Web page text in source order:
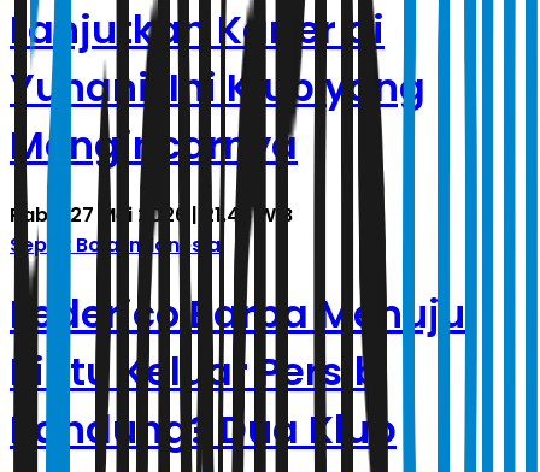
Lanjutkan Karier di
Yunani, Ini Klub yang
Mengincarnya
Rabu, 27 Mei 2026 | 21.46 WIB
Sepak Bola Indonesia
Federico Barba Menuju
Pintu Keluar Persib
Bandung? Dua Klub